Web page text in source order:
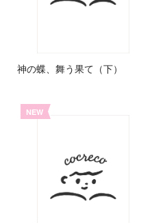
神の蝶、舞う果て（下）
NEW